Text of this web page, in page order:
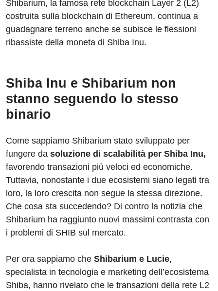
Shibarium, la famosa rete blockchain Layer 2 (L2)
costruita sulla blockchain di Ethereum, continua a
guadagnare terreno anche se subisce le flessioni
ribassiste della moneta di Shiba Inu.
Shiba Inu e Shibarium non
stanno seguendo lo stesso
binario
Come sappiamo Shibarium stato sviluppato per
fungere da soluzione di scalabilità per Shiba Inu,
favorendo transazioni più veloci ed economiche.
Tuttavia, nonostante i due ecosistemi siano legati tra
loro, la loro crescita non segue la stessa direzione.
Che cosa sta succedendo? Di contro la notizia che
Shibarium ha raggiunto nuovi massimi contrasta con
i problemi di SHIB sul mercato.
Per ora sappiamo che Shibarium e Lucie,
specialista in tecnologia e marketing dell’ecosistema
Shiba, hanno rivelato che le transazioni della rete L2